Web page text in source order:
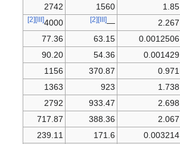
1.85
1560
2742
2.267
—
[III]
[2]
4000
[III]
[2]
0.0012506
63.15
77.36
0.001429
54.36
90.20
0.971
370.87
1156
1.738
923
1363
2.698
933.47
2792
2.067
388.36
717.87
0.003214
171.6
239.11